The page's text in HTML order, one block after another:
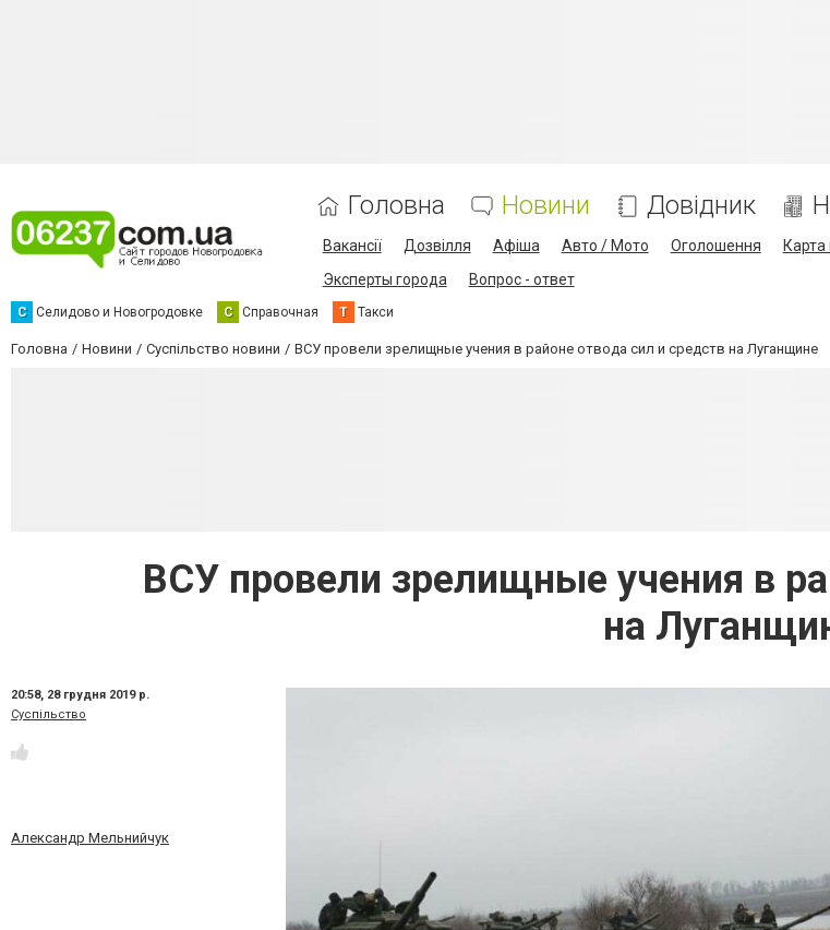
Головна Новини Довідник
Вакансії Дозвілля Афіша Авто / Мото Оголошення Карта
Эксперты города
Вопрос - ответ
С Селидово и Новогродовке С Справочная Т Такси
Головна Новини Суспільство новини ВСУ провели зрелищные учения в районе отвода сил и средств на Луганщине
ВСУ провели зрелищные учения в
на
20:58, 28 грудня 2019 р.
Суспільство
Александр Мельнийчук